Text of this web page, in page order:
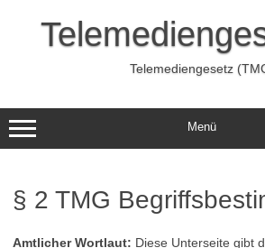
springen
Telemediengesetz
Menü
§ 2 TMG
Amtlicher Wortlaut: Diese Unterseite gibt